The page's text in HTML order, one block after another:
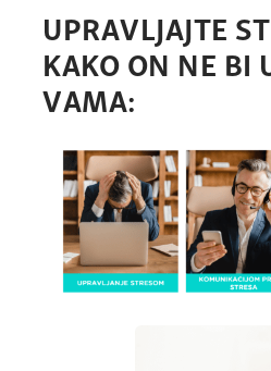
UPRAVLJAJTE
KAKO ON NE BI
VAMA: